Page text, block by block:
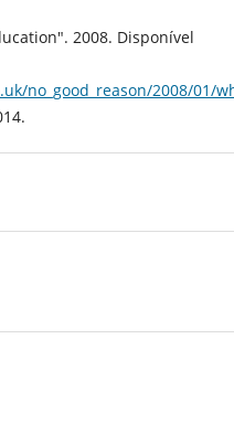
2008. Disponível
no_good_reason/2008/01/